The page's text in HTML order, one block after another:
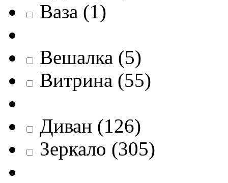
Ваза (1)
Вешалка (5)
Витрина (55)
Диван (126)
Зеркало (305)